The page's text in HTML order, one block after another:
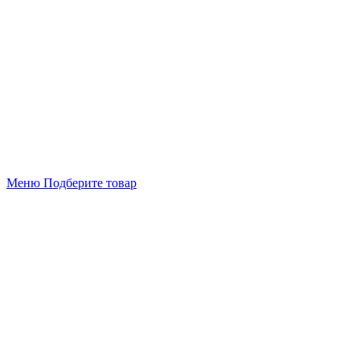
Меню Подберите товар